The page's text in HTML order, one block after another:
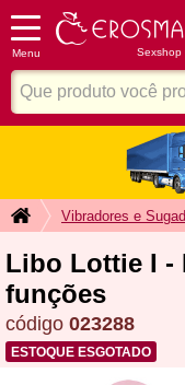
Menu Sexshop
Vibradores e
Libo Lottie I -
funções
código 023288
ESTOQUE ESGOTADO